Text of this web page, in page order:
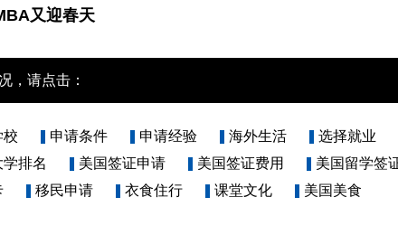
又迎春天
，请点击：
校 申请条件 申请经验 海外生活
选择就业
排名 美国签证申请 美国签证费用
美国留学签
移民申请 衣食住行 课堂文化 美国美食